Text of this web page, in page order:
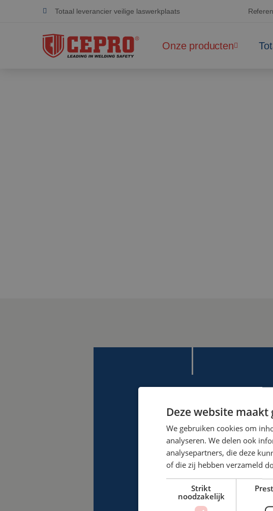
Totaal leverancier veilige laswerkplaats
Toegewijd & flexibel
Gecertificeerde producten
Onze producten
Deze website
We gebruiken cookies om
analyseren. We delen ook
analysepartners, die deze
of die zij hebben verzameld
Strikt
noodzakelijk